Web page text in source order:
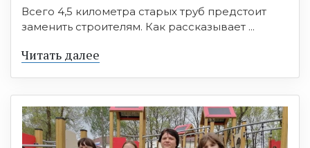
Всего 4,5 километра старых труб предстоит
заменить строителям. Как рассказывает ...
Читать далее